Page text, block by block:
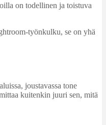
on todellinen ja toistuva
työnkulku, se on yhä
joustavassa tone
kuitenkin juuri sen, mitä